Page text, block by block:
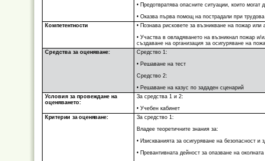
• Предотвратява опасните ситуации, които могат
• Оказва първа помощ на пострадали при
Компетентности
• Познава рисковете за възникване на пожар или
• Участва в овладяването на възникнал пожар и/
създаване на организация за осигуряване на
Средства за оценяване:
Средство 1:
• Решаване на тест
Средство 2:
• Решаване на казус по зададен сценарий
Условия за провеждане на
оценяването:
За средства 1 и 2:
• Учебен кабинет
Критерии за оценяване:
За средство 1:
Владее теоретичните знания за:
• Изискванията за осигуряване на безопасност и
• Превантивната дейност за опазване на